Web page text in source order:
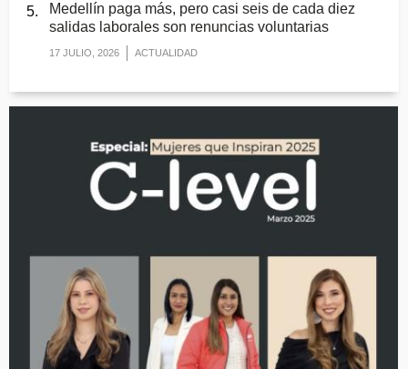
Medellín paga más, pero casi seis de cada diez
salidas laborales son renuncias voluntarias
17 JULIO, 2026 ACTUALIDAD